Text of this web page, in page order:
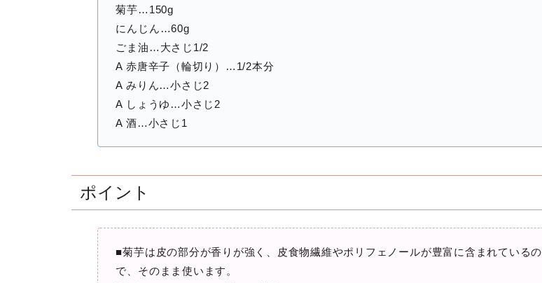
菊芋…150g
にんじん…60g
ごま油…大さじ1/2
A 赤唐辛子（輪切り）…1/2本分
A みりん…小さじ2
A しょうゆ…小さじ2
A 酒…小さじ1
ポイント
■菊芋は皮の部分が香りが強く、皮食物繊維やポリフェノールが豊富に含まれているの
で、そのまま使います。